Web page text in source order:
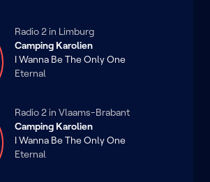
Radio 2 in Limburg
Camping Karolien
I Wanna Be The Only One
Eternal
Radio 2 in Vlaams-Brabant
Camping Karolien
I Wanna Be The Only One
Eternal